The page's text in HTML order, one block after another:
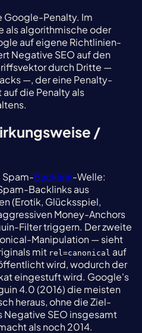
Google-Penalty. Im
als algorithmische oder
auf eigene Richtlinien-
Negative SEO auf den
durch Dritte —
—, der eine Penalty-
die Penalty als
/
Spam-Backlink-Welle:
Backlinks aus
(Erotik, Glücksspiel,
Money-Anchors
Filter triggern. Der zweite
Manipulation — sieht
mit rel=canonical auf
wird, wodurch der
eingestuft wird. Google's
4.0 (2016) die meisten
heraus, ohne die Ziel-
Negative SEO insgesamt
als noch 2014.